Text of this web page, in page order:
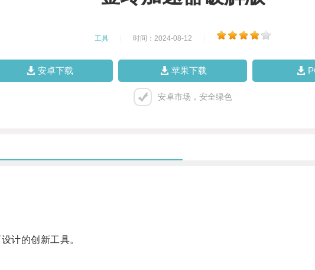
工具 时间：2024-08-12
安卓下载 苹果下载
安卓市场，安全绿色
计的创新工具。